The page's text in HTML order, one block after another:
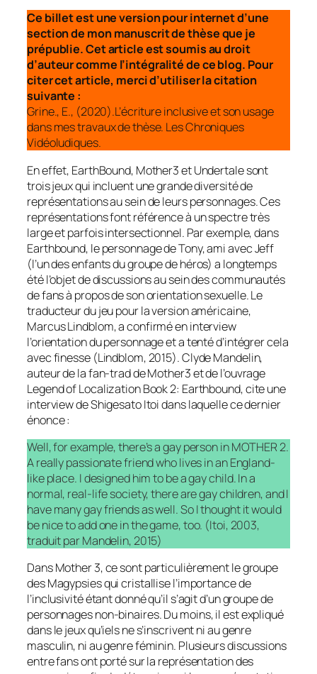
Ce billet est une version pour internet d’une
section de mon manuscrit de thèse que je
prépublie. Cet article est soumis au droit
d’auteur comme l’intégralité de ce blog. Pour
citer cet article, merci d’utiliser la citation
suivante :
Grine., E., (2020).L’écriture inclusive et son usage
dans mes travaux de thèse. Les Chroniques
Vidéoludiques.
En effet, EarthBound, Mother3 et Undertale sont
trois jeux qui incluent une grande diversité de
représentations au sein de leurs personnages. Ces
représentations font référence à un spectre très
large et parfois intersectionnel. Par exemple, dans
Earthbound, le personnage de Tony, ami avec Jeff
(l’un des enfants du groupe de héros) a longtemps
été l’objet de discussions au sein des communautés
de fans à propos de son orientation sexuelle. Le
traducteur du jeu pour la version américaine,
Marcus Lindblom, a confirmé en interview
l’orientation du personnage et a tenté d’intégrer cela
avec finesse (Lindblom, 2015). Clyde Mandelin,
auteur de la fan-trad de Mother3 et de l’ouvrage
Legend of Localization Book 2: Earthbound, cite une
interview de Shigesato Itoi dans laquelle ce dernier
énonce :
Well, for example, there’s a gay person in MOTHER 2.
A really passionate friend who lives in an England-
like place. I designed him to be a gay child. In a
normal, real-life society, there are gay children, and I
have many gay friends as well. So I thought it would
be nice to add one in the game, too. (Itoi, 2003,
traduit par Mandelin, 2015)
Dans Mother 3, ce sont particulièrement le groupe
des Magypsies qui cristallise l’importance de
l’inclusivité étant donné qu’il s’agit d’un groupe de
personnages non-binaires. Du moins, il est expliqué
dans le jeux qu’iels ne s’inscrivent ni au genre
masculin, ni au genre féminin. Plusieurs discussions
entre fans ont porté sur la représentation des